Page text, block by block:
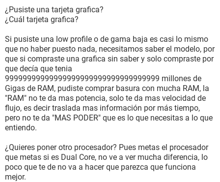
¿Pusiste una tarjeta grafica?
¿Cuál tarjeta grafica?
Si pusiste una low profile o de gama baja es casi lo mismo
que no haber puesto nada, necesitamos saber el modelo, por
que si compraste una grafica sin saber y solo compraste por
que decía que tenia
99999999999999999999999999999999999 millones de
Gigas de RAM, pudiste comprar basura con mucha RAM, la
"RAM" no te da mas potencia, solo te da mas velocidad de
flujo, es decir traslada mas información por más tiempo,
pero no te da "MAS PODER" que es lo que necesitas a lo que
entiendo.
¿Quieres poner otro procesador? Pues metas el procesador
que metas si es Dual Core, no ve a ver mucha diferencia, lo
poco que te de no va a hacer que parezca que funciona
mejor.